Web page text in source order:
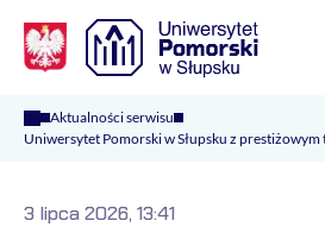
Aktualności serwisu
Uniwersytet Pomorski w Słupsku z prestiżowym
3 lipca 2026, 13:41